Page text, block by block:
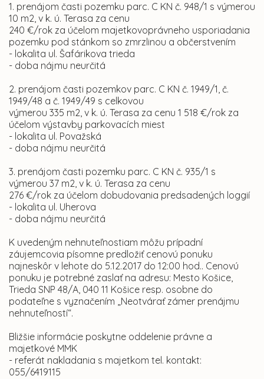
1. prenájom časti pozemku parc. C KN č. 948/1 s výmerou
10 m2, v k. ú. Terasa za cenu
240 €/rok za účelom majetkovoprávneho usporiadania
pozemku pod stánkom so zmrzlinou a občerstvením
- lokalita ul. Šafárikova trieda
- doba nájmu neurčitá
2. prenájom časti pozemkov parc. C KN č. 1949/1, č.
1949/48 a č. 1949/49 s celkovou
výmerou 335 m2, v k. ú. Terasa za cenu 1 518 €/rok za
účelom výstavby parkovacích miest
- lokalita ul. Považská
- doba nájmu neurčitá
3. prenájom časti pozemku parc. C KN č. 935/1 s
výmerou 37 m2, v k. ú. Terasa za cenu
276 €/rok za účelom dobudovania predsadených loggií
- lokalita ul. Uherova
- doba nájmu neurčitá
K uvedeným nehnuteľnostiam môžu prípadní
záujemcovia písomne predložiť cenovú ponuku
najneskôr v lehote do 5.12.2017 do 12:00 hod.. Cenovú
ponuku je potrebné zaslať na adresu: Mesto Košice,
Trieda SNP 48/A, 040 11 Košice resp. osobne do
podateľne s vyznačením „Neotvárať zámer prenájmu
nehnuteľností“.
Bližšie informácie poskytne oddelenie právne a
majetkové MMK
- referát nakladania s majetkom tel. kontakt:
055/6419115